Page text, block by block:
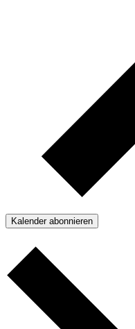
Kalender abonnieren